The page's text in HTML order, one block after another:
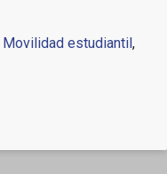
Movilidad estudiantil,